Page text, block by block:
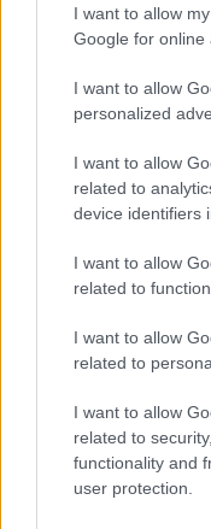
I want to allow
Google for online
I want to allow
personalized
I want to allow
related to
device identifiers
I want to allow
related to
I want to allow
related to
I want to allow
related to
functionality and
user protection.
Hogyan
Zöldpálya.hu 2024
Egyre szélesebb
technológia.